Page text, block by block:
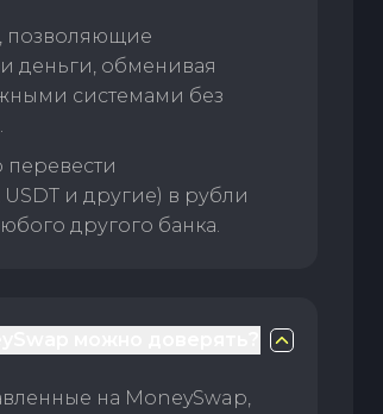
позволяющие
деньги, обменивая
системами без
и другие) в рубли
другого банка.
на MoneySwap,